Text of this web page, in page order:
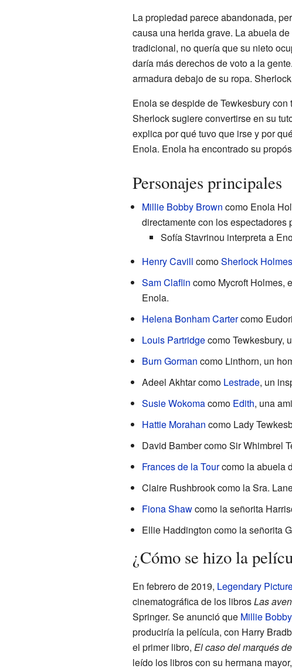
La propiedad parece abandonada,
causa una herida grave. La abuela
tradicional, no quería que su nieto
daría más derechos de voto a la
armadura debajo de su ropa.
Enola se despide de Tewkesbury
Sherlock sugiere convertirse en su
explica por qué tuvo que irse y por
Enola. Enola ha encontrado su
Personajes principales
Millie Bobby Brown como Enola
directamente con los espectadores
Sofía Stavrinou interpreta a
Henry Cavill comoSherlock Holmes
Sam Claflin como Mycroft Holmes,
Enola.
Helena Bonham Cartercomo
Louis Partridgecomo Tewkesbury,
Burn Gorman como Linthorn, un
Adeel Akhtar como Lestrade, un
Susie Wokomacomo Edith, una
Hattie Morahan como Lady
David Bamber como Sir Whimbrel
Frances de la Tourcomo la abuela
Claire Rushbrook como la Sra.
Fiona Shawcomo la señorita
Ellie Haddington como la señorita
¿Cómo se hizo la
En febrero de 2019, Legendary
cinematográfica de los librosLas
Springer. Se anunció que Millie
produciría la película, con Harry
el primer libro, El caso del marqués
leído los libros con su hermana